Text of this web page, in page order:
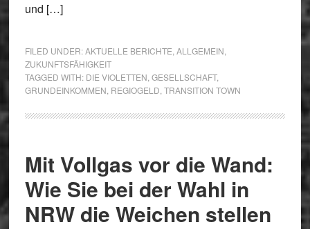
und […]
FILED UNDER:AKTUELLE BERICHTE ALLGEMEIN
ZUKUNFTSFÄHIGKEIT
TAGGED WITH: DIE VIOLETTEN GESELLSCHAFT,
GRUNDEINKOMMEN REGIOGELD TRANSITION TOWN
Mit Vollgas vor die Wand:
Wie Sie bei der Wahl in
NRW die Weichen stellen